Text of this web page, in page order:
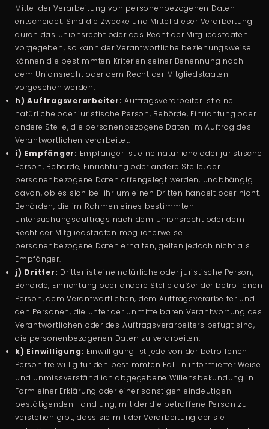
Mittel der Verarbeitung von personenbezogenen Daten
entscheidet. Sind die Zwecke und Mittel dieser Verarbeitung
durch das Unionsrecht oder das Recht der Mitgliedstaaten
vorgegeben, so kann der Verantwortliche beziehungsweise
können die bestimmten Kriterien seiner Benennung nach
dem Unionsrecht oder dem Recht der Mitgliedstaaten
vorgesehen werden.
h) Auftragsverarbeiter: Auftragsverarbeiter ist eine
natürliche oder juristische Person, Behörde, Einrichtung oder
andere Stelle, die personenbezogene Daten im Auftrag des
Verantwortlichen verarbeitet.
i) Empfänger: Empfänger ist eine natürliche oder juristische
Person, Behörde, Einrichtung oder andere Stelle, der
personenbezogene Daten offengelegt werden, unabhängig
davon, ob es sich bei ihr um einen Dritten handelt oder nicht.
Behörden, die im Rahmen eines bestimmten
Untersuchungsauftrags nach dem Unionsrecht oder dem
Recht der Mitgliedstaaten möglicherweise
personenbezogene Daten erhalten, gelten jedoch nicht als
Empfänger.
j) Dritter: Dritter ist eine natürliche oder juristische Person,
Behörde, Einrichtung oder andere Stelle außer der betroffenen
Person, dem Verantwortlichen, dem Auftragsverarbeiter und
den Personen, die unter der unmittelbaren Verantwortung des
Verantwortlichen oder des Auftragsverarbeiters befugt sind,
die personenbezogenen Daten zu verarbeiten.
k) Einwilligung: Einwilligung ist jede von der betroffenen
Person freiwillig für den bestimmten Fall in informierter Weise
und unmissverständlich abgegebene Willensbekundung in
Form einer Erklärung oder einer sonstigen eindeutigen
bestätigenden Handlung, mit der die betroffene Person zu
verstehen gibt, dass sie mit der Verarbeitung der sie